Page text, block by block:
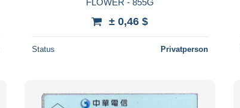
± 0,46 $
Status Privatperson